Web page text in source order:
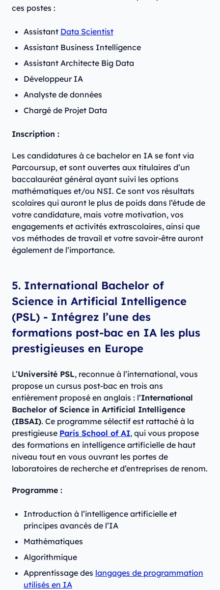
ces postes :
Assistant Data Scientist
Assistant Business Intelligence
Assistant Architecte Big Data
Développeur IA
Analyste de données
Chargé de Projet Data
Inscription :
Les candidatures à ce bachelor en IA se font via
Parcoursup, et sont ouvertes aux titulaires d’un
baccalauréat général ayant suivi les options
mathématiques et/ou NSI. Ce sont vos résultats
scolaires qui auront le plus de poids dans l’étude de
votre candidature, mais votre motivation, vos
engagements et activités extrascolaires, ainsi que
vos méthodes de travail et votre savoir-être auront
également de l’importance.
5. International Bachelor of
Science in Artificial Intelligence
(PSL) - Intégrez l’une des
formations post-bac en IA les plus
prestigieuses en Europe
L’Université PSL, reconnue à l’international, vous
propose un cursus post-bac en trois ans
entièrement proposé en anglais : l’International
Bachelor of Science in Artificial Intelligence
(IBSAI). Ce programme sélectif est rattaché à la
prestigieuse Paris School of AI, qui vous propose
des formations en intelligence artificielle de haut
niveau tout en vous ouvrant les portes de
laboratoires de recherche et d’entreprises de renom.
Programme :
Introduction à l’intelligence artificielle et
principes avancés de l’IA
Mathématiques
Algorithmique
Apprentissage des langages de programmation
utilisés en IA